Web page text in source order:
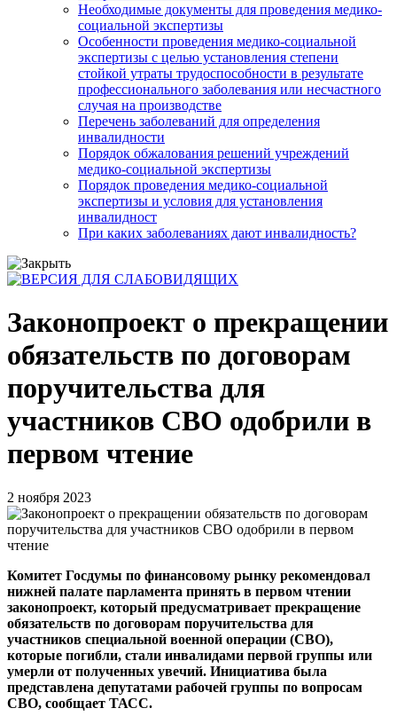
Необходимые документы для проведения медико-
социальной экспертизы
Особенности проведения медико-социальной
экспертизы с целью установления степени
стойкой утраты трудоспособности в результате
профессионального заболевания или несчастного
случая на производстве
Перечень заболеваний для определения
инвалидности
Порядок обжалования решений учреждений
медико-социальной экспертизы
Порядок проведения медико-социальной
экспертизы и условия для установления
инвалидност
При каких заболеваниях дают инвалидность?
Законопроект о прекращении
обязательств по договорам
поручительства для
участников СВО одобрили в
первом чтение
2 ноября 2023
Комитет Госдумы по финансовому рынку рекомендовал
нижней палате парламента принять в первом чтении
законопроект, который предусматривает прекращение
обязательств по договорам поручительства для
участников специальной военной операции (СВО),
которые погибли, стали инвалидами первой группы или
умерли от полученных увечий. Инициатива была
представлена депутатами рабочей группы по вопросам
СВО, сообщает ТАСС.